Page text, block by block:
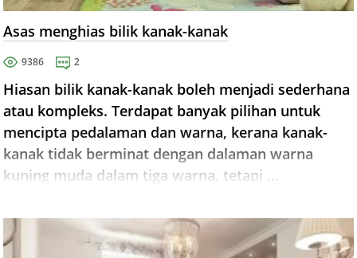
Asas menghias bilik kanak-kanak
9386 2
Hiasan bilik kanak-kanak boleh menjadi sederhana
atau kompleks. Terdapat banyak pilihan untuk
mencipta pedalaman dan warna, kerana kanak-
kanak tidak berminat dengan dalaman warna
kuning muda dalam tiga warna, tetapi ...